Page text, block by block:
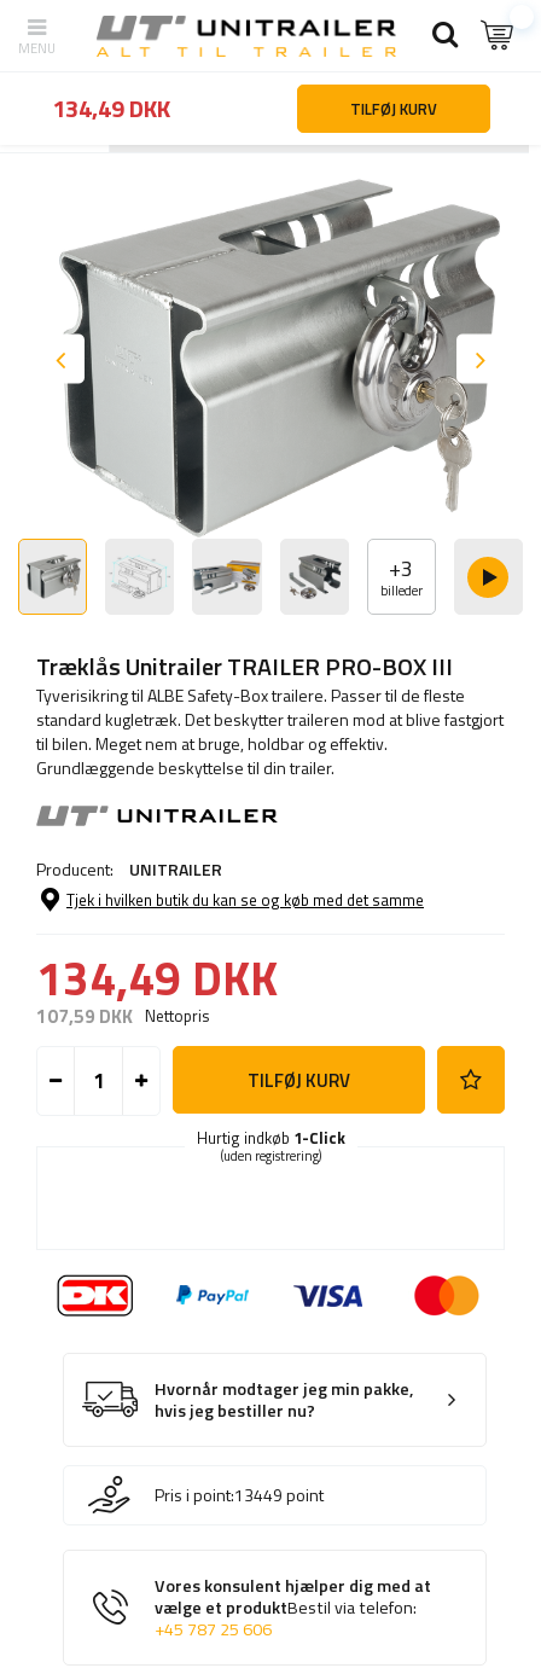
Trailertilbehør og reservedele
+3
billeder
Træklås Unitrailer TRAILER PRO-BOX III
Tyverisikring til ALBE Safety-Box trailere. Passer til de fleste
standard kugletræk. Det beskytter traileren mod at blive fastgjort
til bilen. Meget nem at bruge, holdbar og effektiv.
Grundlæggende beskyttelse til din trailer.
Producent: UNITRAILER
Tjek i hvilken butik du kan se og køb med det samme
134,49 DKK
107,59 DKK Nettopris
TILFØJ KURV
Hurtig indkøb 1-Click
(uden registrering)
Hvornår modtager jeg min pakke,
hvis jeg bestiller nu?
Pris i point:13449point
Vores konsulent hjælper dig med at
vælge et produktBestil via telefon:
+45 787 25 606
134,49 DKK TILFØJ KURV